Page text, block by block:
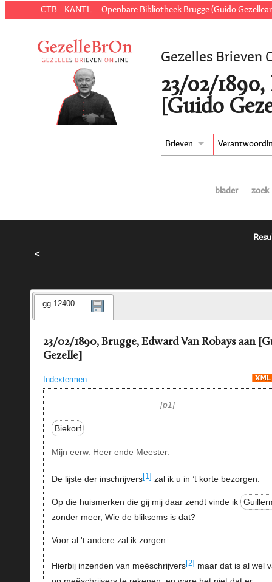
CTB - KANTL Openbare Bibliotheek Brugge (Guido
Gezelles Brieven
23/02/
[Guido
Brieven
blader zoek
<
gg.12400
23/02/1890, Brugge, Edward Van Robays aan
Gezelle]
Indextermen
p1
Biekorf
Mijn eerw. Heer ende Meester.
De lijste der inschrijvers[1] zal ik u in ’t korte bezorgen.
Op die huismerken die gij mij daar zendt vinde ik
zonder meer, Wie de bliksems is dat?
Voor al 't andere zal ik zorgen
Hierbij inzenden van meêschrijvers[2]
maar dat is al wel